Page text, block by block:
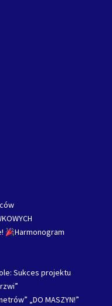
Harmonogram
Sukces projektu
„DO MASZYN!”